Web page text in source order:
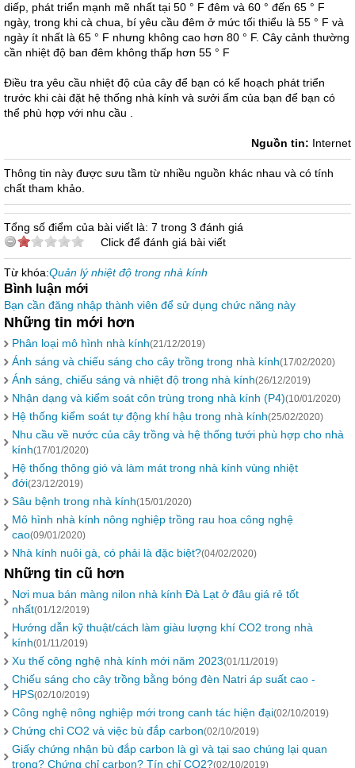
diếp, phát triển mạnh mẽ nhất tại 50 ° F đêm và 60 ° đến 65 ° F
ngày, trong khi cà chua, bí yêu cầu đêm ở mức tối thiểu là 55 ° F và
ngày ít nhất là 65 ° F nhưng không cao hơn 80 ° F. Cây cảnh thường
cần nhiệt độ ban đêm không thấp hơn 55 ° F
Điều tra yêu cầu nhiệt độ của cây để bạn có kế hoạch phát triển
trước khi cài đặt hệ thống nhà kính và sưởi ấm của bạn để bạn có
thể phù hợp với nhu cầu .
Nguồn tin: Internet
Thông tin này được sưu tầm từ nhiều nguồn khác nhau và có tính
chất tham khảo.
Tổng số điểm của bài viết là: 7 trong 3 đánh giá
Click để đánh giá bài viết
Từ khóa:Quản lý nhiệt độ trong nhà kính
Bình luận mới
Bạn cần đăng nhập thành viên để sử dụng chức năng này
Những tin mới hơn
Phân loại mô hình nhà kính(21/12/2019)
Ánh sáng và chiếu sáng cho cây trồng trong nhà kính(17/02/2020)
Ánh sáng, chiếu sáng và nhiệt độ trong nhà kính(26/12/2019)
Nhận dạng và kiểm soát côn trùng trong nhà kính (P4)(10/01/2020)
Hệ thống kiểm soát tự động khí hậu trong nhà kính(25/02/2020)
Nhu cầu về nước của cây trồng và hệ thống tưới phù hợp cho nhà
kính(17/01/2020)
Hệ thống thông gió và làm mát trong nhà kính vùng nhiệt
đới(23/12/2019)
Sâu bệnh trong nhà kính(15/01/2020)
Mô hình nhà kính nông nghiệp trồng rau hoa công nghệ
cao(09/01/2020)
Nhà kính nuôi gà, có phải là đặc biệt?(04/02/2020)
Những tin cũ hơn
Nơi mua bán màng nilon nhà kính Đà Lạt ở đâu giá rẻ tốt
nhất(01/12/2019)
Hướng dẫn kỹ thuật/cách làm giàu lượng khí CO2 trong nhà
kính(01/11/2019)
Xu thế công nghệ nhà kính mới năm 2023(01/11/2019)
Chiếu sáng cho cây trồng bằng bóng đèn Natri áp suất cao -
HPS(02/10/2019)
Công nghệ nông nghiệp mới trong canh tác hiện đại(02/10/2019)
Chứng chỉ CO2 và việc bù đắp carbon(02/10/2019)
Giấy chứng nhận bù đắp carbon là gì và tại sao chúng lại quan
trọng? Chứng chỉ carbon? Tín chỉ CO2?(02/10/2019)